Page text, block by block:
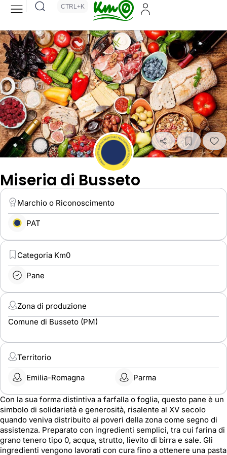
CTRL+K
Miseria di Busseto
Con la sua forma distintiva a farfalla o foglia, questo pane è un
simbolo di solidarietà e generosità, risalente al XV secolo
quando veniva distribuito ai poveri della zona come segno di
assistenza. Preparato con ingredienti semplici, tra cui farina di
grano tenero tipo 0, acqua, strutto, lievito di birra e sale. Gli
ingredienti vengono lavorati con cura fino a ottenere una pasta
Marchio o Riconoscimento
PAT
Categoria Km0
Pane
Zona di produzione
Comune di Busseto (PM)
Territorio
Emilia-Romagna Parma